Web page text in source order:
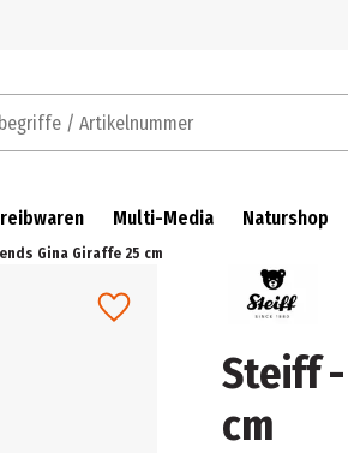
/ Artikelnummer
Multi-Media Naturshop
Gina Giraffe 25 cm
Steiff -
cm